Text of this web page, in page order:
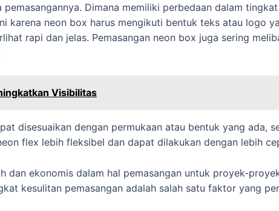
Dimana memiliki perbedaan dalam
karena neon box harus mengikuti bentuk teks atau logo
rapi dan jelas. Pemasangan neon box juga sering
Visibilitas
disesuaikan dengan permukaan atau bentuk yang ada,
flex lebih fleksibel dan dapat dilakukan dengan lebih
dan ekonomis dalam hal pemasangan untuk proyek-
kesulitan pemasangan adalah salah satu faktor yang